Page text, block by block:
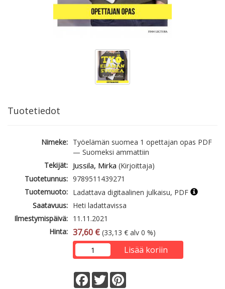
Tuotetiedot
Nimeke: Työelämän suomea 1 opettajan opas PDF
— Suomeksi ammattiin
Tekijät: Jussila, Mirka (Kirjoittaja)
Tuotetunnus: 9789511439271
Tuotemuoto: Ladattava digitaalinen julkaisu, PDF
Saatavuus: Heti ladattavissa
Ilmestymispäivä: 11.11.2021
Hinta: 37,60 € (33,13 € alv 0 %)
Lisää koriin
Facebook
Twitter